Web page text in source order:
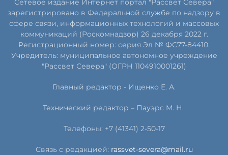
Сетевое издание Интернет портал "Рассвет Севера"
зарегистрировано в Федеральной службе по надзору в
сфере связи, информационных технологий и массовых
коммуникаций (Роскомнадзор) 26 декабря 2022 г.
Регистрационный номер: серия Эл № ФС77-84410.
Учредитель: муниципальное автономное учреждение
"Рассвет Севера" (ОГРН 1104910001261)
Главный редактор - Ищенко Е. А.
Технический редактор – Пауэрс М. Н.
Телефоны: +7 (41341) 2-50-17
Связь с редакцией: rassvet-severa@mail.ru